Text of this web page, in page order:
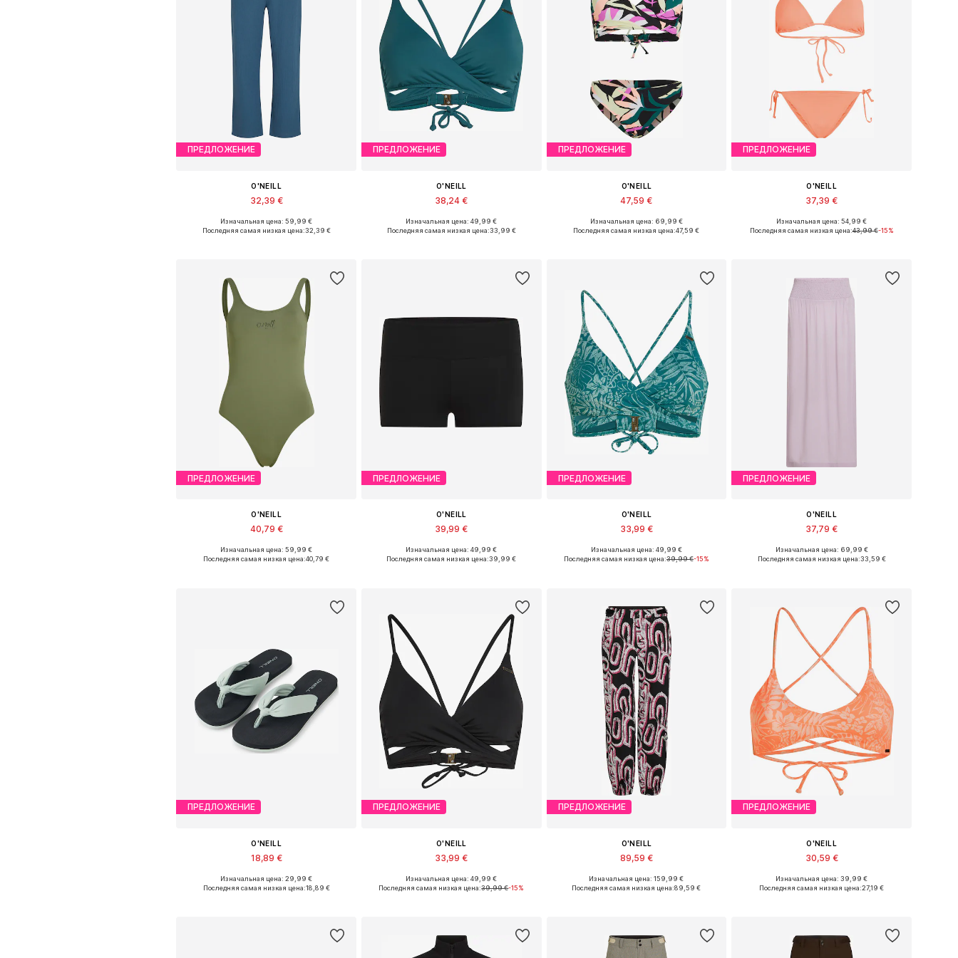
ПРЕДЛОЖЕНИЕ
O'NEILL
32,39 €
Доступные размеры: 36, 38, 40, 42
Изначальная цена: 59,99 €
Последняя самая низкая цена:32,39 €
ПРЕДЛОЖЕНИЕ
O'NEILL
38,24 €
Доступные размеры: 70, 75, 75, 80, 80, 85
Изначальная цена: 49,99 €
Последняя самая низкая цена:33,99 €
ПРЕДЛОЖЕНИЕ
O'NEILL
47,59 €
Доступные размеры: XS, S, M, L, XL
Изначальная цена: 69,99 €
Последняя самая низкая цена:47,59 €
ПРЕДЛОЖЕНИЕ
O'NEILL
37,39 €
Доступные размеры: XS, S, M, L, XL
Изначальная цена: 54,99 €
Последняя самая низкая цена:43,99 €-15%
ПРЕДЛОЖЕНИЕ
O'NEILL
40,79 €
Доступные размеры: XS, S, M, L, XL, XXL
Изначальная цена: 59,99 €
Последняя самая низкая цена:40,79 €
ПРЕДЛОЖЕНИЕ
O'NEILL
39,99 €
Доступные размеры: S, M, L, XL, XXL
Изначальная цена: 49,99 €
Последняя самая низкая цена:39,99 €
ПРЕДЛОЖЕНИЕ
O'NEILL
33,99 €
Доступные размеры: 70, 75, 75, 80, 80
Изначальная цена: 49,99 €
Последняя самая низкая цена:39,99 €-15%
ПРЕДЛОЖЕНИЕ
O'NEILL
37,79 €
Доступные размеры: 34, 36, 38, 40, 42
Изначальная цена: 69,99 €
Последняя самая низкая цена:33,59 €
ПРЕДЛОЖЕНИЕ
O'NEILL
18,89 €
Доступные размеры: 36, 37, 38, 39, 40, 41
Изначальная цена: 29,99 €
Последняя самая низкая цена:18,89 €
ПРЕДЛОЖЕНИЕ
O'NEILL
33,99 €
Доступные размеры: 70, 75, 75, 80, 80, 85
Изначальная цена: 49,99 €
Последняя самая низкая цена:39,99 €-15%
ПРЕДЛОЖЕНИЕ
O'NEILL
89,59 €
Доступные размеры: S, M, L
Изначальная цена: 159,99 €
Последняя самая низкая цена:89,59 €
ПРЕДЛОЖЕНИЕ
O'NEILL
30,59 €
Доступные размеры: 70, 75, 75, 80, 80
Изначальная цена: 39,99 €
Последняя самая низкая цена:27,19 €